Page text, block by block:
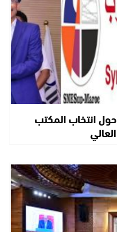
انتخاب المكتب